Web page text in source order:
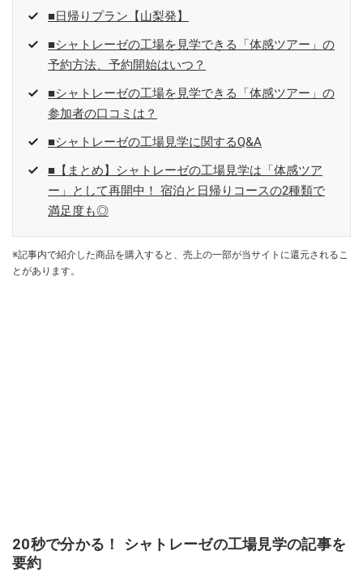
■日帰りプラン【山梨発】
■シャトレーゼの工場を見学できる「体感ツアー」の
予約方法、予約開始はいつ？
■シャトレーゼの工場を見学できる「体感ツアー」の
参加者の口コミは？
■シャトレーゼの工場見学に関するQ&A
■【まとめ】シャトレーゼの工場見学は「体感ツア
ー」として再開中！ 宿泊と日帰りコースの2種類で
満足度も◎
※記事内で紹介した商品を購入すると、売上の一部が当サイトに還元されるこ
とがあります。
20秒で分かる！ シャトレーゼの工場見学の記事を
要約